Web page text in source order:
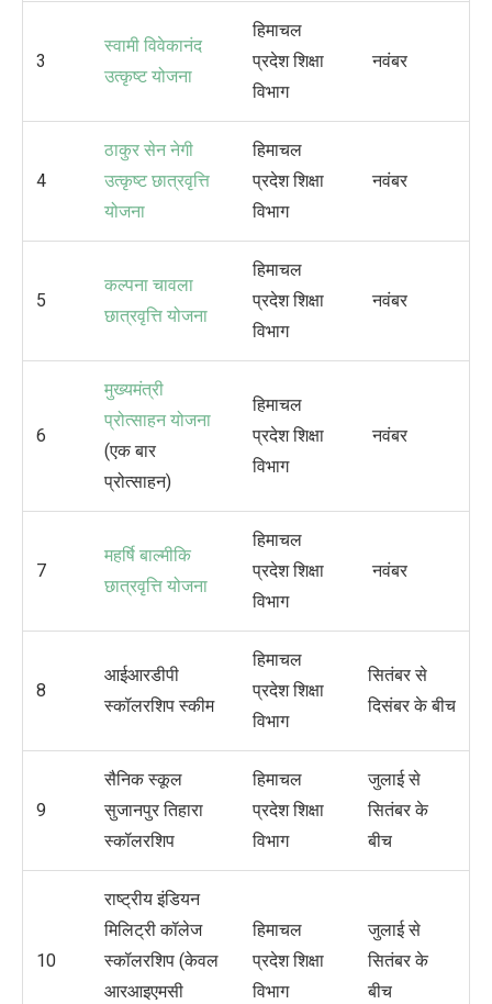
3
स्वामी विवेकानंद
उत्कृष्ट योजना
हिमाचल
प्रदेश शिक्षा
विभाग
नवंबर
4
ठाकुर सेन नेगी
उत्कृष्ट छात्रवृत्ति
योजना
हिमाचल
प्रदेश शिक्षा
विभाग
नवंबर
5
कल्पना चावला
छात्रवृत्ति योजना
हिमाचल
प्रदेश शिक्षा
विभाग
नवंबर
6
मुख्यमंत्री
प्रोत्साहन योजना
(एक बार
प्रोत्साहन)
हिमाचल
प्रदेश शिक्षा
विभाग
नवंबर
7
महर्षि बाल्मीकि
छात्रवृत्ति योजना
हिमाचल
प्रदेश शिक्षा
विभाग
नवंबर
8
आईआरडीपी
स्कॉलरशिप स्कीम
हिमाचल
प्रदेश शिक्षा
विभाग
सितंबर से
दिसंबर के बीच
9
सैनिक स्कूल
सुजानपुर तिहारा
स्कॉलरशिप
हिमाचल
प्रदेश शिक्षा
विभाग
जुलाई से
सितंबर के
बीच
10
राष्ट्रीय इंडियन
मिलिट्री कॉलेज
स्कॉलरशिप (केवल
आरआइएमसी
हिमाचल
प्रदेश शिक्षा
विभाग
जुलाई से
सितंबर के
बीच